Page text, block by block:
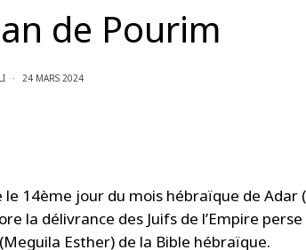
de Pourim
24 MARS 2024
14ème jour du mois hébraïque de Adar
la délivrance des Juifs de l’Empire perse
Esther) de la Bible hébraïque.